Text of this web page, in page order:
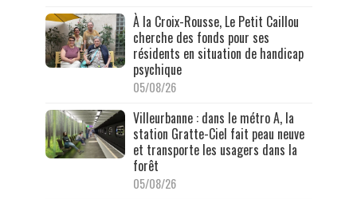
À la Croix-Rousse, Le Petit Caillou
cherche des fonds pour ses
résidents en situation de handicap
psychique
05/08/26
Villeurbanne : dans le métro A, la
station Gratte-Ciel fait peau neuve
et transporte les usagers dans la
forêt
05/08/26